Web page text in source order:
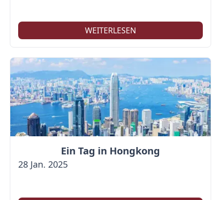
WEITERLESEN
Ein Tag in Hongkong
28 Jan. 2025